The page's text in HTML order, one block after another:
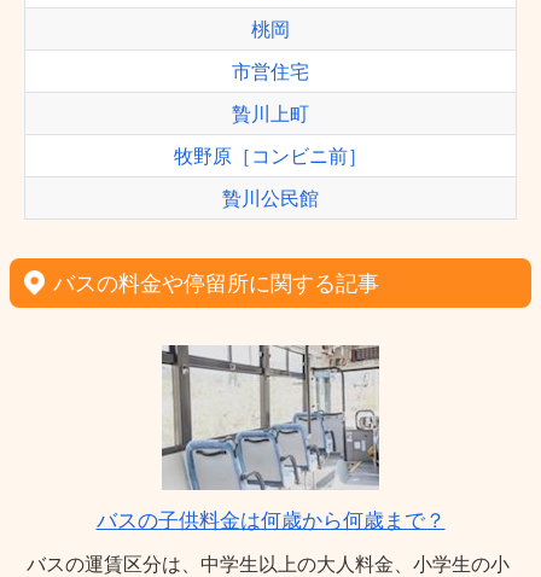
桃岡
市営住宅
贄川上町
牧野原［コンビニ前］
贄川公民館
バスの料金や停留所に関する記事
バスの子供料金は何歳から何歳まで？
バスの運賃区分は、中学生以上の大人料金、小学生の小